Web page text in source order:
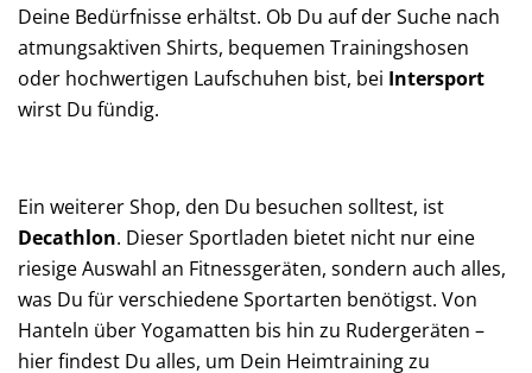
Deine Bedürfnisse erhältst. Ob Du auf der Suche nach
atmungsaktiven Shirts, bequemen Trainingshosen
oder hochwertigen Laufschuhen bist, bei Intersport
wirst Du fündig.
Ein weiterer Shop, den Du besuchen solltest, ist
Decathlon. Dieser Sportladen bietet nicht nur eine
riesige Auswahl an Fitnessgeräten, sondern auch alles,
was Du für verschiedene Sportarten benötigst. Von
Hanteln über Yogamatten bis hin zu Rudergeräten –
hier findest Du alles, um Dein Heimtraining zu